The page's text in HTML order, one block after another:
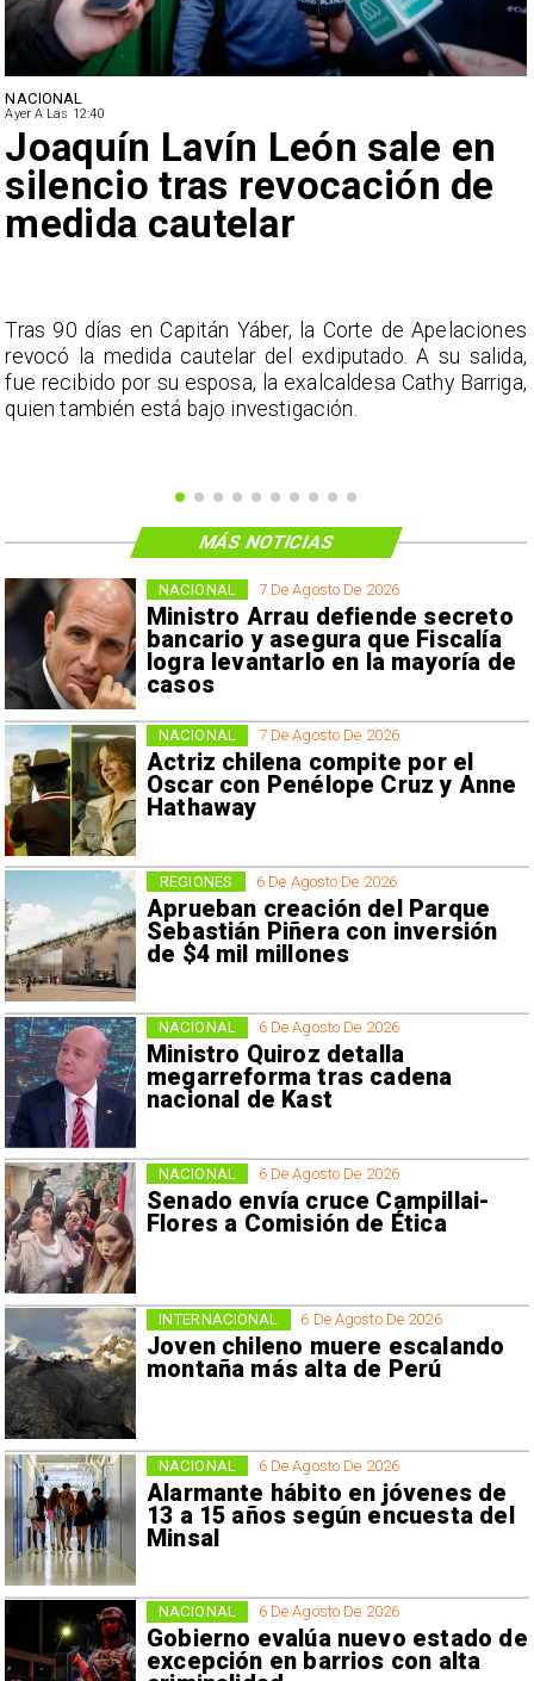
NACIONAL
Ayer A Las 12:40
Joaquín Lavín León sale en
silencio tras revocación de
medida cautelar
Tras 90 días en Capitán Yáber, la Corte de Apelaciones
revocó la medida cautelar del exdiputado. A su salida,
fue recibido por su esposa, la exalcaldesa Cathy Barriga,
quien también está bajo investigación.
7 De Agosto De 2026
Ministro Arrau defiende secreto
bancario y asegura que Fiscalía
logra levantarlo en la mayoría de
casos
NACIONAL
7 De Agosto De 2026
Actriz chilena compite por el
Oscar con Penélope Cruz y Anne
Hathaway
NACIONAL
6 De Agosto De 2026
Aprueban creación del Parque
Sebastián Piñera con inversión
de $4 mil millones
REGIONES
6 De Agosto De 2026
Ministro Quiroz detalla
megarreforma tras cadena
nacional de Kast
NACIONAL
6 De Agosto De 2026
Senado envía cruce Campillai-
Flores a Comisión de Ética
NACIONAL
6 De Agosto De 2026
Joven chileno muere escalando
montaña más alta de Perú
INTERNACIONAL
6 De Agosto De 2026
Alarmante hábito en jóvenes de
13 a 15 años según encuesta del
Minsal
NACIONAL
6 De Agosto De 2026
Gobierno evalúa nuevo estado de
excepción en barrios con alta
NACIONAL
MÁS NOTICIAS